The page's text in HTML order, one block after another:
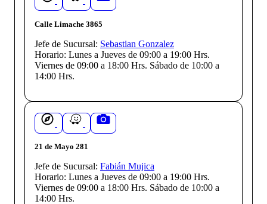
Calle Limache 3865
Jefe de Sucursal: Sebastian Gonzalez
Horario: Lunes a Jueves de 09:00 a 19:00 Hrs.
Viernes de 09:00 a 18:00 Hrs. Sábado de 10:00 a
14:00 Hrs.
21 de Mayo 281
Jefe de Sucursal: Fabián Mujica
Horario: Lunes a Jueves de 09:00 a 19:00 Hrs.
Viernes de 09:00 a 18:00 Hrs. Sábado de 10:00 a
14:00 Hrs.